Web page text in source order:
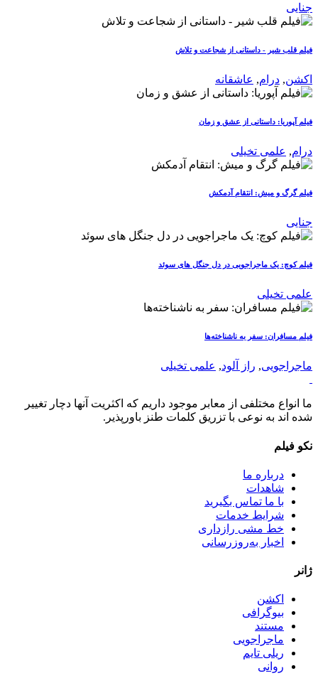
جنایی
فیلم قلب شیر - داستانی از شجاعت و تلاش
اکشن, درام, عاشقانه
فیلم آپوریا: داستانی از عشق و زمان
درام, علمی تخیلی
فیلم گرگ و میش: انتقام آدمکش
جنایی
فیلم کوچ: یک ماجراجویی در دل جنگل های سوئد
علمی تخیلی
فیلم مسافران: سفر به ناشناخته‌ها
ماجراجویی, راز آلود, علمی تخیلی
ما انواع مختلفی از معابر موجود داریم که اکثریت آنها دچار تغییر
شده اند به نوعی با تزریق کلمات طنز باورپذیر.
نکو فیلم
درباره ما
شاهدات
با ما تماس بگیرید
شرایط خدمات
خط مشی رازداری
اخبار به‌روزرسانی
ژانر
اکشن
بیوگرافی
مستند
ماجراجویی
ریلی تایم
روانی